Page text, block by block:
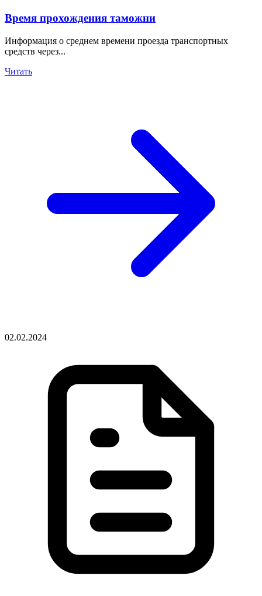
Время прохождения таможни
Информация о среднем времени проезда транспортных
средств через...
Читать
02.02.2024